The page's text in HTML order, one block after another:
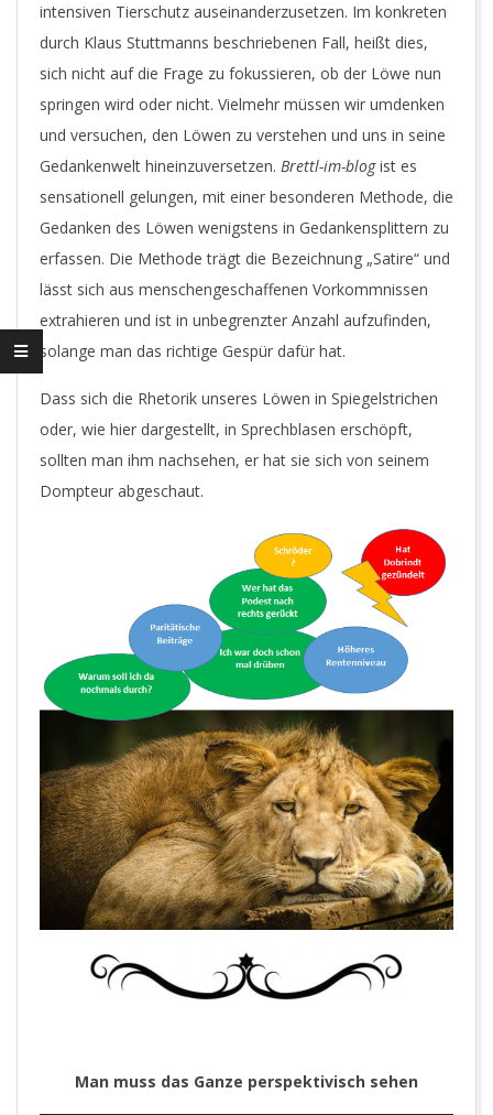
intensiven Tierschutz auseinanderzusetzen. Im konkreten
durch Klaus Stuttmanns beschriebenen Fall, heißt dies,
sich nicht auf die Frage zu fokussieren, ob der Löwe nun
springen wird oder nicht. Vielmehr müssen wir umdenken
und versuchen, den Löwen zu verstehen und uns in seine
Gedankenwelt hineinzuversetzen. Brettl-im-blogist es
sensationell gelungen, mit einer besonderen Methode, die
Gedanken des Löwen wenigstens in Gedankensplittern zu
erfassen. Die Methode trägt die Bezeichnung „Satire“ und
lässt sich aus menschengeschaffenen Vorkommnissen
extrahieren und ist in unbegrenzter Anzahl aufzufinden,
solange man das richtige Gespür dafür hat.
Dass sich die Rhetorik unseres Löwen in Spiegelstrichen
oder, wie hier dargestellt, in Sprechblasen erschöpft,
sollten man ihm nachsehen, er hat sie sich von seinem
Dompteur abgeschaut.
Man muss das Ganze perspektivisch sehen